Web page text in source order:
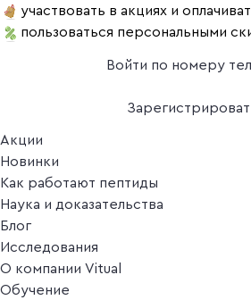
участвовать в акциях и
пользоваться персональными
Войти по номеру
Акции
Новинки
Как работают пептиды
Наука и доказательства
Блог
Исследования
О компании Vitual
Обучение